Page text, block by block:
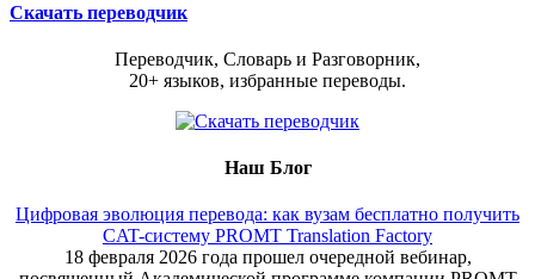
Скачать переводчик
Переводчик, Словарь и Разговорник,
20+ языков, избранные переводы.
Наш Блог
Цифровая эволюция перевода: как вузам бесплатно получить
CAT-систему PROMT Translation Factory
18 февраля 2026 года прошел очередной вебинар,